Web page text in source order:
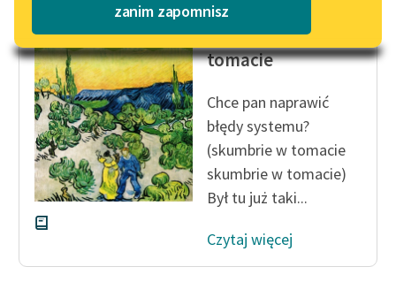
Lektury szkolne i klasyka
literatury do słuchania dla
uczennic i uczniów z
niepełnosprawnościami
E-kolekcja lektur
szkolnych i literatury do
słuchania dla uczennic i
uczniów z
niepełnosprawnościami
Feministyczne inspiracje.
zanim zapomniszGałczyński
Skumbrie w
tomacie
Chce pan naprawić
błędy systemu?
(skumbrie w tomacie
skumbrie w tomacie)
Był tu już taki...
Czytaj więcej